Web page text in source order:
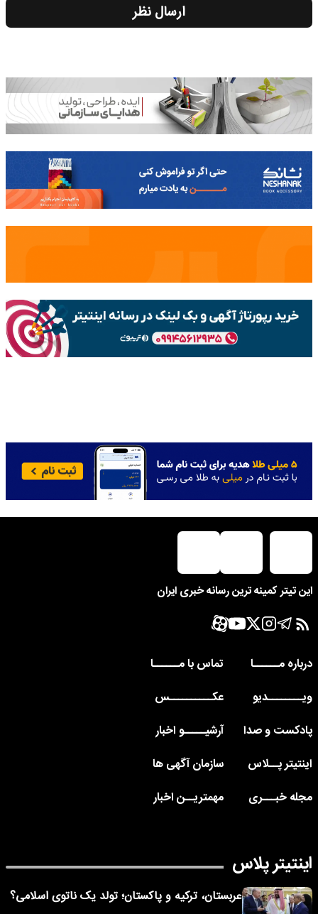
ارسال نظر
این تیتر کمینه ترین رسانه خبری ایران
درباره مــــــا
تماس با مــــــا
ویــــــــدیو
عکــــــــــس
پادکست و صدا
آرشیـــــو اخبار
اینتیتر پــلاس
سازمان آگهی ها
مجله خبـــری
مهمتریــن اخبار
اینتیتر پلاس
عربستان، ترکیه و پاکستان؛ تولد یک ناتوی اسلامی؟